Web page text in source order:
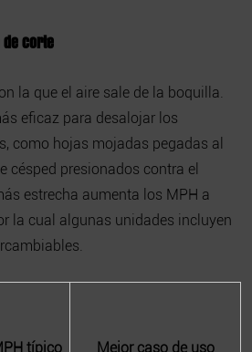
de corte
la que el aire sale de la boquilla.
eficaz para desalojar los
como hojas mojadas pegadas al
césped presionados contra el
estrecha aumenta los MPH a
la cual algunas unidades incluyen
típico Mejor caso de uso